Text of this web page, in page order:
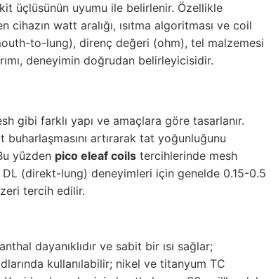
üçlüsünün uyumu ile belirlenir. Özellikle
watt aralığı, ısıtma algoritması ve coil
to-lung), direnç değeri (ohm), tel malzemesi
deneyimin doğrudan belirleyicisidir.
gibi farklı yapı ve amaçlara göre tasarlanır.
artırarak tat yoğunluğunu
yüzden pico eleaf coils tercihlerinde mesh
DL (direkt-lung) deneyimleri için genelde 0.15-0.5
tercih edilir.
dayanıklıdır ve sabit bir ısı sağlar;
kullanılabilir; nikel ve titanyum TC